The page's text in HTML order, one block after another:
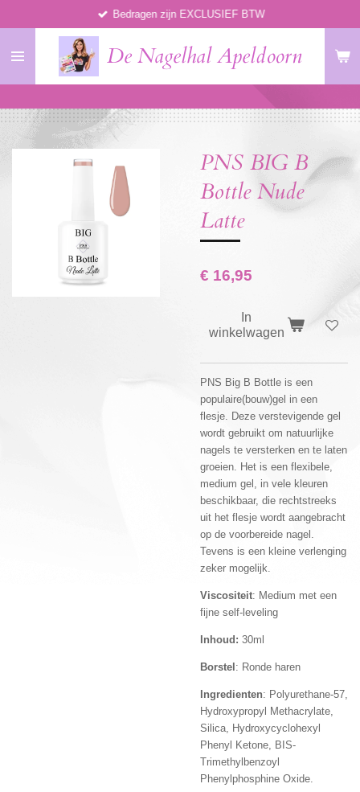
naar
hoofdinhoud
De Nagelhal Apeldoorn
Bedragen zijn EXCLUSIEF BTW
PNS BIG B
Bottle Nude
Latte
€ 16,95
In
winkelwagen
PNS Big B Bottle is een
populaire(bouw)gel in een
flesje. Deze verstevigende gel
wordt gebruikt om natuurlijke
nagels te versterken en te laten
groeien. Het is een flexibele,
medium gel, in vele kleuren
beschikbaar, die rechtstreeks
uit het flesje wordt aangebracht
op de voorbereide nagel.
Tevens is een kleine verlenging
zeker mogelijk.
Viscositeit: Medium met een
fijne self-leveling
Inhoud: 30ml
Borstel: Ronde haren
Ingredienten: Polyurethane-57,
Hydroxypropyl Methacrylate,
Silica, Hydroxycyclohexyl
Phenyl Ketone, BIS-
Trimethylbenzoyl
Phenylphosphine Oxide.